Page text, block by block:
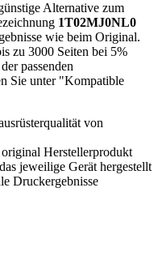
Alternative zum
1T02MJ0NL0
wie beim Original.
zu 3000 Seiten bei 5%
passenden
Sie unter "Kompatible
von
Herstellerprodukt
jeweilige Gerät hergestellt
Druckergebnisse